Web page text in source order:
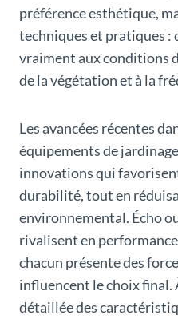
préférence esthétique,
techniques et pratiques :
vraiment aux conditions
de la végétation et à la
Les avancées récentes
équipements de
innovations qui
durabilité, tout en
environnemental. Écho
rivalisent en
chacun présente des
influencent le choix final.
détaillée des